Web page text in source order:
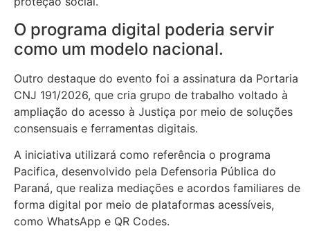
O programa digital poderia servir
como um modelo nacional.
Outro destaque do evento foi a assinatura da Portaria
CNJ 191/2026, que cria grupo de trabalho voltado à
ampliação do acesso à Justiça por meio de soluções
consensuais e ferramentas digitais.
A iniciativa utilizará como referência o programa
Pacifica, desenvolvido pela Defensoria Pública do
Paraná, que realiza mediações e acordos familiares de
forma digital por meio de plataformas acessíveis,
como WhatsApp e QR Codes.